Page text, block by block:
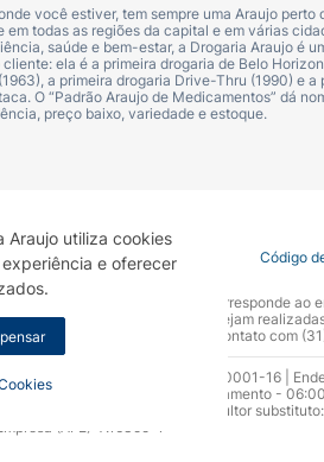
Araujo utiliza cookies
e oferecer
você estiver, tem sempre uma Araujo
em todas as regiões da capital e em várias
saúde e bem-estar, a Drogaria Araujo é
ela é a primeira drogaria de Belo
a primeira drogaria Drive-Thru (1990) e
O “Padrão Araujo de Medicamentos” dá
preço baixo, variedade e estoque.
da Privacidade Covid-19 Código
A informa que o seu site oficial corresponde
recomendamos que não sejam
de dúvidas, gentileza entrar em contato com
Araujo S.A | CNPJ: 17.256.512.0001-16 |
3270-5000 Horário de funcionamento -
Alvarenga – CRF 52.584 - Consultor
(AFE): 7.16355-1